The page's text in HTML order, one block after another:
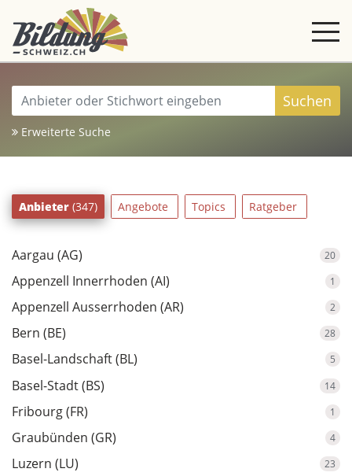
Suchen
Erweiterte Suche
Anbieter
filtern
Anbieter (347) Angebote Topics Ratgeber
Aargau (AG) 20
Appenzell Innerrhoden (AI) 1
Appenzell Ausserrhoden (AR) 2
Bern (BE) 28
Basel-Landschaft (BL) 5
Basel-Stadt (BS) 14
Fribourg (FR) 1
Graubünden (GR) 4
Luzern (LU) 23